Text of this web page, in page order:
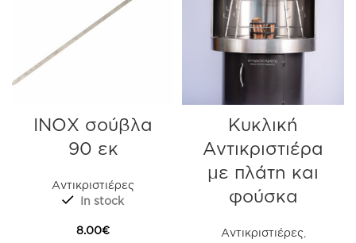
ΙΝΟΧ σούβλα
90 εκ
Αντικριστιέρες
In stock
8.00€
Κυκλική
Αντικριστιέρα
με πλάτη και
φούσκα
Αντικριστιέρες,